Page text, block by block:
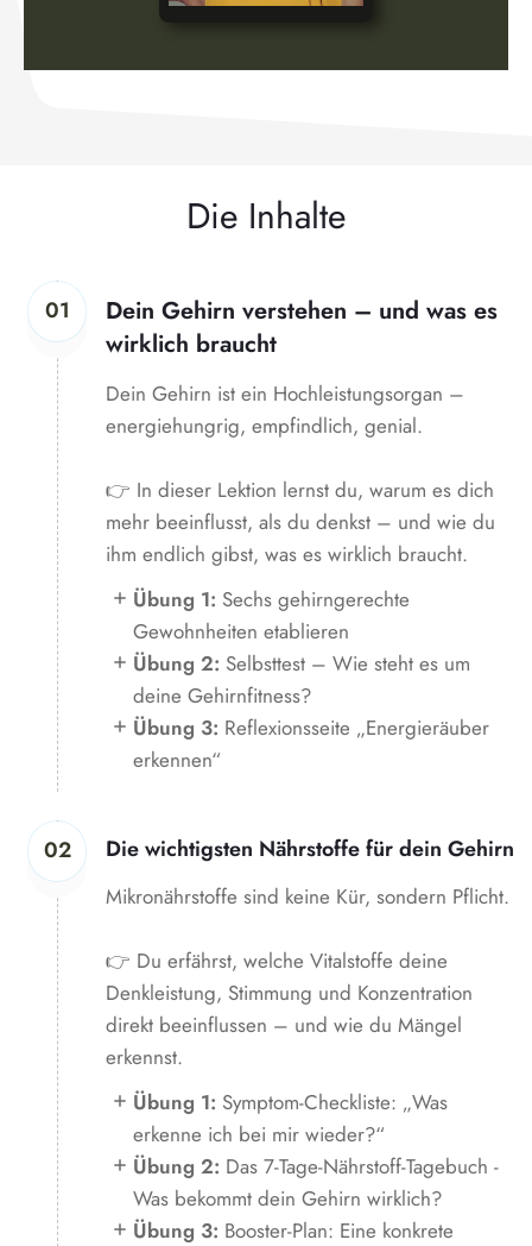
Die Inhalte
01
Dein Gehirn verstehen – und was es
wirklich braucht
Dein Gehirn ist ein Hochleistungsorgan –
energiehungrig, empfindlich, genial.
👉 In dieser Lektion lernst du, warum es dich
mehr beeinflusst, als du denkst – und wie du
ihm endlich gibst, was es wirklich braucht.
Übung 1: Sechs gehirngerechte
Gewohnheiten etablieren
Übung 2: Selbsttest – Wie steht es um
deine Gehirnfitness?
Übung 3: Reflexionsseite „Energieräuber
erkennen“
02 Die wichtigsten Nährstoffe für dein Gehirn
Mikronährstoffe sind keine Kür, sondern Pflicht.
👉 Du erfährst, welche Vitalstoffe deine
Denkleistung, Stimmung und Konzentration
direkt beeinflussen – und wie du Mängel
erkennst.
Übung 1: Symptom-Checkliste: „Was
erkenne ich bei mir wieder?“
Übung 2: Das 7-Tage-Nährstoff-Tagebuch -
Was bekommt dein Gehirn wirklich?
Übung 3: Booster-Plan: Eine konkrete